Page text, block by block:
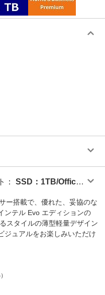
： SSD：1TB/Office
ー搭載で、優れた、妥協のな
ンテル Evo エディションの
スタイルの薄型軽量デザイン
ジュアルをお楽しみいただけ
）